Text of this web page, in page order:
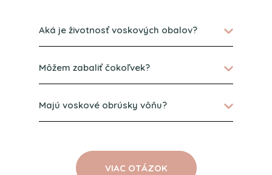
Aká je životnosť voskových obalov?
Môžem zabaliť čokoľvek?
Majú voskové obrúsky vôňu?
VIAC OTÁZOK